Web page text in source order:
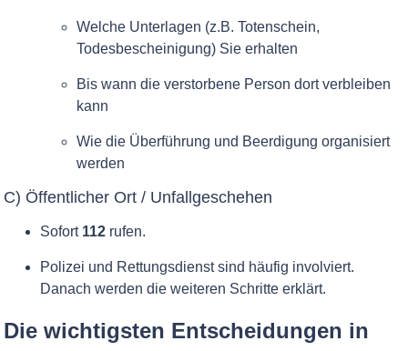
Welche Unterlagen (z.B. Totenschein,
Todesbescheinigung) Sie erhalten
Bis wann die verstorbene Person dort verbleiben
kann
Wie die Überführung und Beerdigung organisiert
werden
C) Öffentlicher Ort / Unfallgeschehen
Sofort 112 rufen.
Polizei und Rettungsdienst sind häufig involviert.
Danach werden die weiteren Schritte erklärt.
Die wichtigsten Entscheidungen in